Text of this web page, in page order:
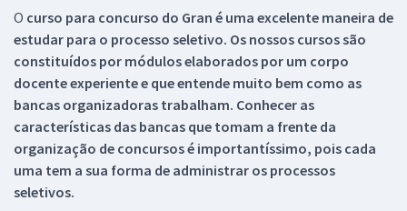
O curso para concurso do Gran é uma excelente maneira de
estudar para o processo seletivo. Os nossos cursos são
constituídos por módulos elaborados por um corpo
docente experiente e que entende muito bem como as
bancas organizadoras trabalham. Conhecer as
características das bancas que tomam a frente da
organização de concursos é importantíssimo, pois cada
uma tem a sua forma de administrar os processos
seletivos.